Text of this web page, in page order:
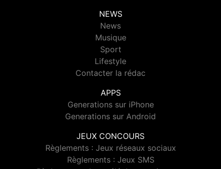
NEWS
News
Musique
Sport
Lifestyle
Contacter la rédac
APPS
Generations sur iPhone
Generations sur Android
JEUX CONCOURS
Règlements : Jeux réseaux sociaux
Règlements : Jeux SMS